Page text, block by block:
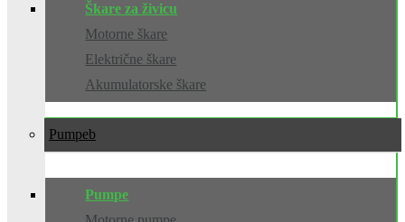
Škare za živicu
Motorne škare
Električne škare
Akumulatorske škare
Pumpe
Pumpe